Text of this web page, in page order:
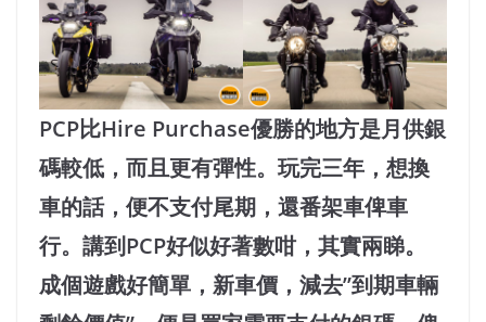
PCP比Hire Purchase優勝的地方是月供銀
碼較低，而且更有彈性。玩完三年，想換
車的話，便不支付尾期，還番架車俾車
行。講到PCP好似好著數咁，其實兩睇。
成個遊戲好簡單，新車價，減去”到期車輛